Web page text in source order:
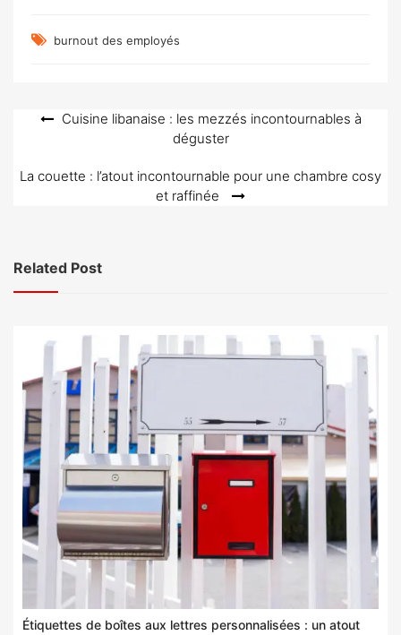
burnout des employés
Navigation
l’article
Cuisine libanaise : les mezzés incontournables à
déguster
La couette : l’atout incontournable pour une chambre cosy
et raffinée
Related Post
Étiquettes de boîtes aux lettres personnalisées : un atout